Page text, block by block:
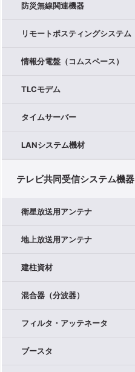
防災無線関連機器
リモートポスティングシステム
情報分電盤（コムスペース）
TLCモデム
タイムサーバー
LANシステム機材
テレビ共同受信システム機器
衛星放送用アンテナ
地上放送用アンテナ
建柱資材
混合器（分波器）
フィルタ・アッテネータ
ブースタ